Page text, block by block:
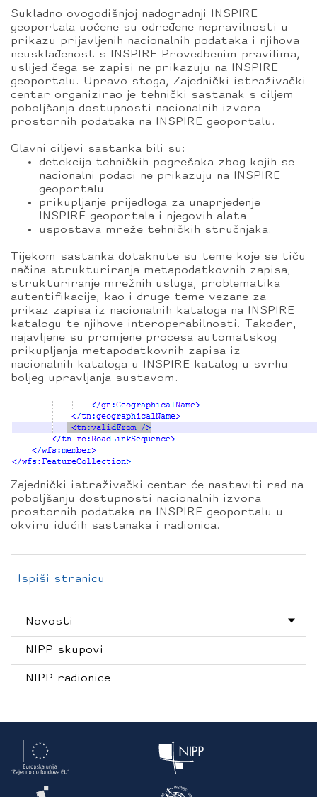
Sukladno ovogodišnjoj nadogradnji INSPIRE
geoportala uočene su određene nepravilnosti u
prikazu prijavljenih nacionalnih podataka i njihova
neusklađenost s INSPIRE Provedbenim pravilima,
uslijed čega se zapisi ne prikazuju na INSPIRE
geoportalu. Upravo stoga, Zajednički istraživački
centar organizirao je tehnički sastanak s ciljem
poboljšanja dostupnosti nacionalnih izvora
prostornih podataka na INSPIRE geoportalu.
Glavni ciljevi sastanka bili su:
detekcija tehničkih pogrešaka zbog kojih se
nacionalni podaci ne prikazuju na INSPIRE
geoportalu
prikupljanje prijedloga za unaprjeđenje
INSPIRE geoportala i njegovih alata
uspostava mreže tehničkih stručnjaka.
Tijekom sastanka dotaknute su teme koje se tiču
načina strukturiranja metapodatkovnih zapisa,
strukturiranje mrežnih usluga, problematika
autentifikacije, kao i druge teme vezane za
prikaz zapisa iz nacionalnih kataloga na INSPIRE
katalogu te njihove interoperabilnosti. Također,
najavljene su promjene procesa automatskog
prikupljanja metapodatkovnih zapisa iz
nacionalnih kataloga u INSPIRE katalog u svrhu
boljeg upravljanja sustavom.
Zajednički istraživački centar će nastaviti rad na
poboljšanju dostupnosti nacionalnih izvora
prostornih podataka na INSPIRE geoportalu u
okviru idućih sastanaka i radionica.
Ispiši stranicu
Novosti
NIPP skupovi
NIPP radionice